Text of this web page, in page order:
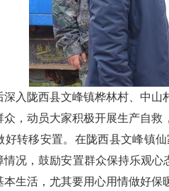
深入陇西县文峰镇桦林村、中
众，动员大家积极开展生产自
好转移安置。在陇西县文峰镇
情况，鼓励安置群众保持乐观
本生活，尤其要用心用情做好